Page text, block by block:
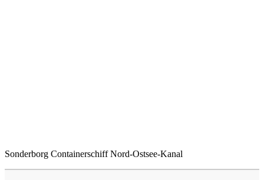
Sonderborg Containerschiff Nord-Ostsee-Kanal